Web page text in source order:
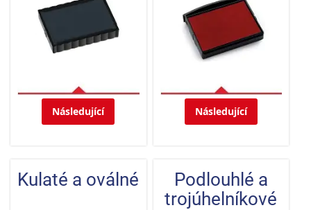
Následující Následující
Kulaté a oválné
Podlouhlé a
trojúhelníkové